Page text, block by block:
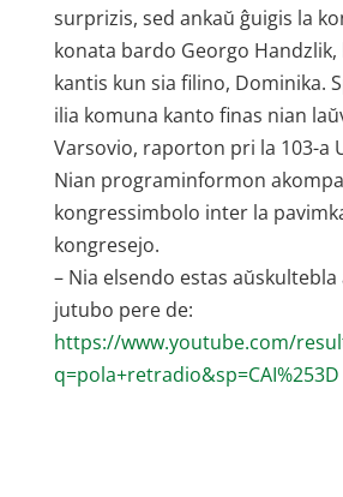
surprizis, sed ankaŭ ĝuigis la
konata bardo Georgo Handzlik,
kantis kun sia filino, Dominika.
ilia komuna kanto finas nian
Varsovio, raporton pri la 103-a
Nian programinformon
kongressimbolo inter la
kongresejo.
– Nia elsendo estas aŭskultebla
jutubo pere de:
https://www.youtube.com/
q=pola+retradio&sp=CAI%253D